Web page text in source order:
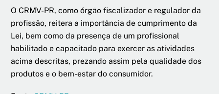
O CRMV-PR, como órgão fiscalizador e regulador da
profissão, reitera a importância de cumprimento da
Lei, bem como da presença de um profissional
habilitado e capacitado para exercer as atividades
acima descritas, prezando assim pela qualidade dos
produtos e o bem-estar do consumidor.